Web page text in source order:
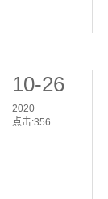
10-26
2020
点击:356